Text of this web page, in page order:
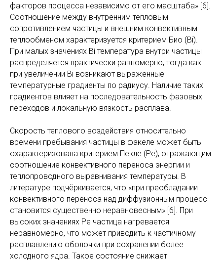
факторов процесса независимо от его масштаба» [6].
Соотношение между внутренним тепловым
сопротивлением частицы и внешним конвективным
теплообменом характеризуется критерием Биo (Bi).
При малых значениях Bi температура внутри частицы
распределяется практически равномерно, тогда как
при увеличении Bi возникают выраженные
температурные градиенты по радиусу. Наличие таких
градиентов влияет на последовательность фазовых
переходов и локальную вязкость расплава.
Скорость теплового воздействия относительно
времени пребывания частицы в факеле может быть
охарактеризована критерием Пекле (Pe), отражающим
соотношение конвективного переноса энергии и
теплопроводного выравнивания температуры. В
литературе подчёркивается, что «при преобладании
конвективного переноса над диффузионным процесс
становится существенно неравновесным» [6]. При
высоких значениях Pe частица нагревается
неравномерно, что может приводить к частичному
расплавлению оболочки при сохранении более
холодного ядра. Такое состояние снижает